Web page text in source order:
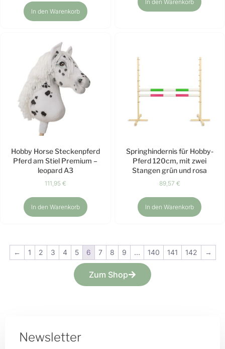
In den Warenkorb
In den Warenkorb
Hobby Horse Steckenpferd
Pferd am Stiel Premium –
leopard A3
111,95 €
In den Warenkorb
Springhindernis für Hobby-
Pferd 120cm, mit zwei
Stangen grün und rosa
89,57 €
In den Warenkorb
← 1 2 3 4 5 6 7 8 9 … 140 141 142 →
Zum Shop
Newsletter